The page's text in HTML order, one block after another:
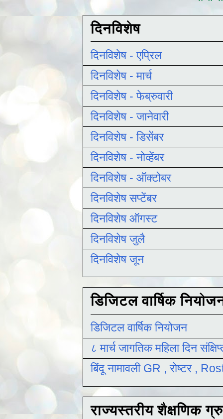
दिनविशेष
दिनविशेष - एप्रिल
दिनविशेष - मार्च
दिनविशेष - फेब्रुवारी
दिनविशेष - जानेवारी
दिनविशेष - डिसेंबर
दिनविशेष - नोव्हेंबर
दिनविशेष - ऑक्टोबर
दिनविशेष सप्टेंबर
दिनविशेष ऑगस्ट
दिनविशेष जुलै
दिनविशेष जून
डिजिटल वार्षिक
डिजिटल वार्षिक नियोजन
८ मार्च जागतिक महिला दिन
बिंदू नामावली GR , रोष्टर ,
राज्यस्तरीय शैक्षणिक